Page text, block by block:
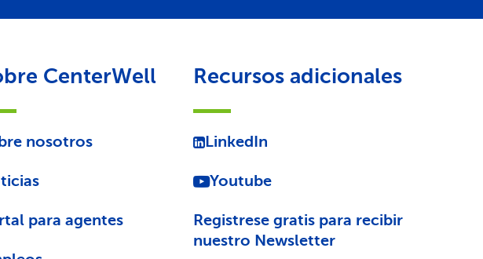
CenterWell
nosotros
para agentes
Recursos adicionales
LinkedIn
Youtube
Registrese gratis para recibir
nuestro Newsletter